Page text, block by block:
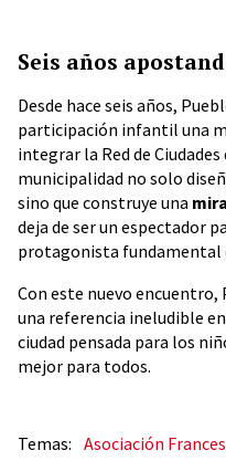
Seis años
Desde hace seis años,
participación infantil una
integrar la Red de
municipalidad no solo
sino que construye una
deja de ser un espectador
protagonista fundamental
Con este nuevo
una referencia ineludible
ciudad pensada para los
mejor para todos.
Asociación